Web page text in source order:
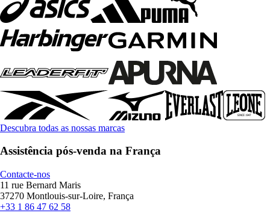
Descubra todas as nossas marcas
Assistência pós-venda na França
Contacte-nos
11 rue Bernard Maris
37270 Montlouis-sur-Loire, França
+33 1 86 47 62 58